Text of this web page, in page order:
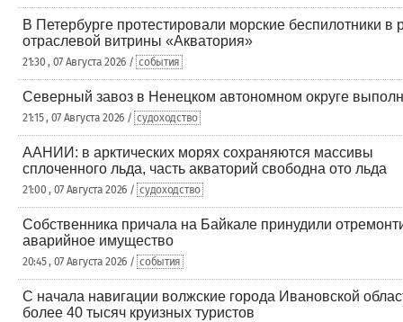
В Петербурге протестировали морские беспилотники в
отраслевой витрины «Акватория»
21:30 , 07 Августа 2026 / события
Северный завоз в Ненецком автономном округе
21:15 , 07 Августа 2026 / судоходство
ААНИИ: в арктических морях сохраняются массивы
сплоченного льда, часть акваторий свободна ото льда
21:00 , 07 Августа 2026 / судоходство
Собственника причала на Байкале принудили
аварийное имущество
20:45 , 07 Августа 2026 / события
С начала навигации волжские города Ивановской
более 40 тысяч круизных туристов